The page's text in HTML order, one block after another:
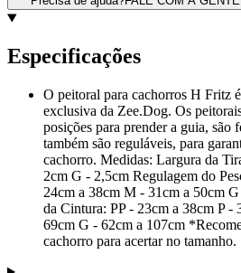
Especificações
O peitoral para cachorros H Fritz
exclusiva da Zee.Dog. Os
posições para prender a guia, são
também são reguláveis, para
cachorro. Medidas: Largura da
2cm G - 2,5cm Regulagem do
24cm a 38cm M - 31cm a 50cm
da Cintura: PP - 23cm a 38cm P -
69cm G - 62cm a 107cm
cachorro para acertar no tamanho.